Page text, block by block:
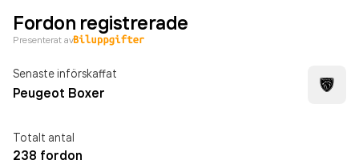
Fordon registrerade
Presenterat av
Senaste införskaffat
Peugeot Boxer
Totalt antal
238 fordon